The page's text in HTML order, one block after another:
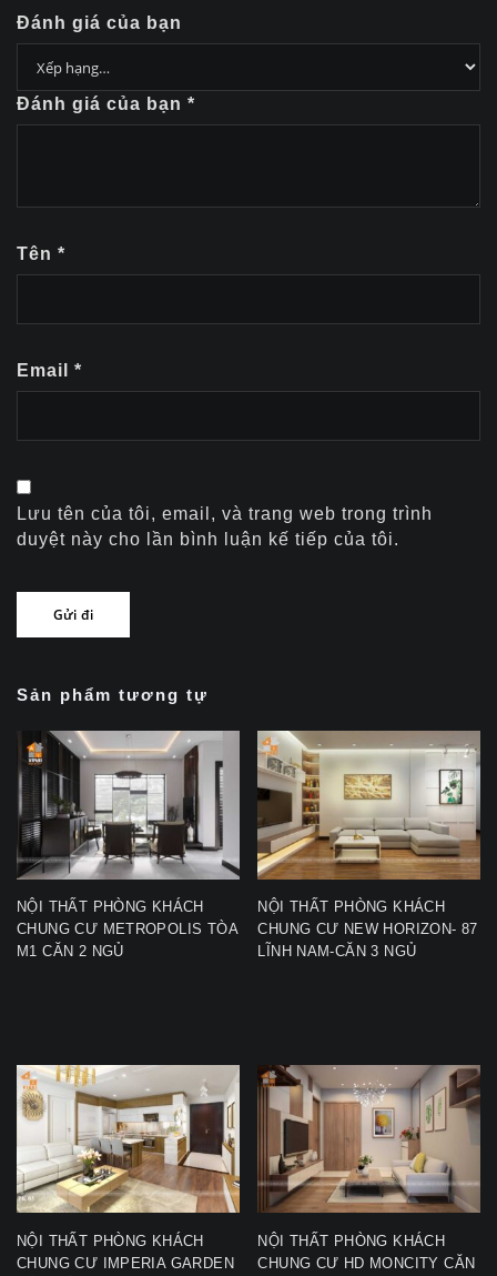
Đánh giá của bạn
Đánh giá của bạn *
Tên *
Email *
Lưu tên của tôi, email, và trang web trong trình
duyệt này cho lần bình luận kế tiếp của tôi.
Sản phẩm tương tự
NỘI THẤT PHÒNG KHÁCH
CHUNG CƯ METROPOLIS TÒA
M1 CĂN 2 NGỦ
NỘI THẤT PHÒNG KHÁCH
CHUNG CƯ NEW HORIZON- 87
LĨNH NAM-CĂN 3 NGỦ
NỘI THẤT PHÒNG KHÁCH
CHUNG CƯ IMPERIA GARDEN
NỘI THẤT PHÒNG KHÁCH
CHUNG CƯ HD MONCITY CĂN